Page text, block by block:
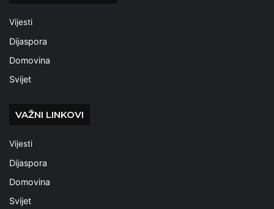
Vijesti
Dijaspora
Domovina
Svijet
VAŽNI LINKOVI
Vijesti
Dijaspora
Domovina
Svijet